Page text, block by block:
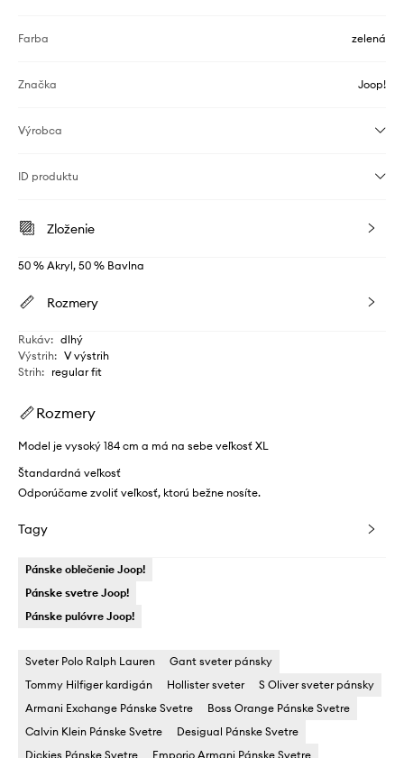
Farba zelená
Značka Joop!
Výrobca
ID produktu
Zloženie
50 % Akryl, 50 % Bavlna
Rozmery
Rukáv: dlhý
Výstrih: V výstrih
Strih: regular fit
Rozmery
Model je vysoký 184 cm a má na sebe veľkosť XL
Štandardná veľkosť
Odporúčame zvoliť veľkosť, ktorú bežne nosíte.
Tagy
Pánske oblečenie Joop!
Pánske svetre Joop!
Pánske pulóvre Joop!
Sveter Polo Ralph Lauren
Gant sveter pánsky
Tommy Hilfiger kardigán
Hollister sveter
S Oliver sveter pánsky
Armani Exchange Pánske Svetre
Boss Orange Pánske Svetre
Calvin Klein Pánske Svetre
Desigual Pánske Svetre
Dickies Pánske Svetre
Emporio Armani Pánske Svetre